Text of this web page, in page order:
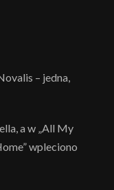
– jedna,
a w „All My
wpleciono